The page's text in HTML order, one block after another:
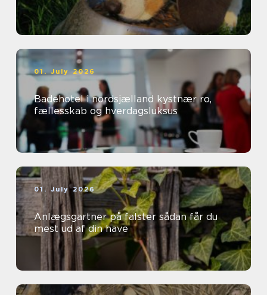
01. July 2026
Badehotel i nordsjælland kystnær ro,
fællesskab og hverdagsluksus
01. July 2026
Anlægsgartner på falster sådan får du
mest ud af din have